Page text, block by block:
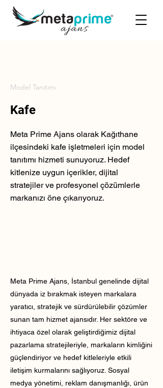
Model Tanıtımı
Kafe
Meta Prime Ajans olarak Kağıthane
ilçesindeki kafe işletmeleri için model
tanıtımı hizmeti sunuyoruz. Hedef
kitlenize uygun içerikler, dijital
stratejiler ve profesyonel çözümlerle
markanızı öne çıkarıyoruz.
Meta Prime Ajans, İstanbul genelinde dijital
dünyada iz bırakmak isteyen markalara
yaratıcı, stratejik ve sürdürülebilir çözümler
sunan tam hizmet ajansıdır. Her sektöre ve
ihtiyaca özel olarak geliştirdiğimiz dijital
pazarlama stratejileriyle, markaların kimliğini
güçlendiriyor ve hedef kitleleriyle etkili
iletişim kurmalarını sağlıyoruz. Sosyal
medya yönetimi, reklam danışmanlığı, ürün